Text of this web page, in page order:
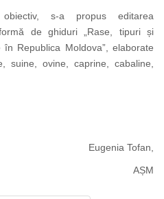
s-a propus editarea
de ghiduri „Rase, tipuri și
Republica Moldova”, elaborate
suine, ovine, caprine, cabaline,
Eugenia Tofan,
AȘM